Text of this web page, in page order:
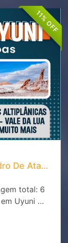
e as
11% OFF
De Atacama
total: 6
Uyuni 🗣️
urbana)